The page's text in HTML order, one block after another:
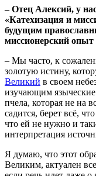
– Отец Алексий, у
«Катехизация и
будущим
миссионерский опыт
– Мы часто, к
золотую истину,
Великий в своем
изучающим
пчела, которая не на
садится, берет всё,
что ей не нужно и
интерпретация
Я думаю, что этот
Великим, актуален